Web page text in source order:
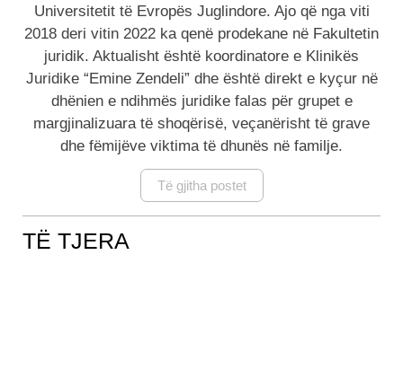
Universitetit të Evropës Juglindore. Ajo që nga viti
2018 deri vitin 2022 ka qenë prodekane në Fakultetin
juridik. Aktualisht është koordinatore e Klinikës
Juridike “Emine Zendeli” dhe është direkt e kyçur në
dhënien e ndihmës juridike falas për grupet e
margjinalizuara të shoqërisë, veçanërisht të grave
dhe fëmijëve viktima të dhunës në familje.
Të gjitha postet
TË TJERA